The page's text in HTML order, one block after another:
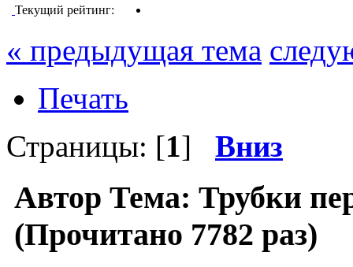
Текущий рейтинг:
« предыдущая тема
Печать
Страницы: [1] Вниз
Автор Тема: Трубки
(Прочитано 7782 раз)